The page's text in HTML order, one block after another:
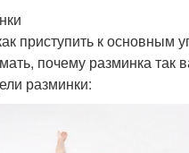
приступить к основным
почему разминка так
разминки: